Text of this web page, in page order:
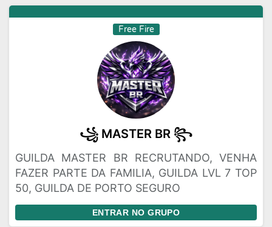
Free Fire
꧁ MASTER BR ꧂
GUILDA MASTER BR RECRUTANDO, VENHA
FAZER PARTE DA FAMILIA, GUILDA LVL 7 TOP
50, GUILDA DE PORTO SEGURO
ENTRAR NO GRUPO